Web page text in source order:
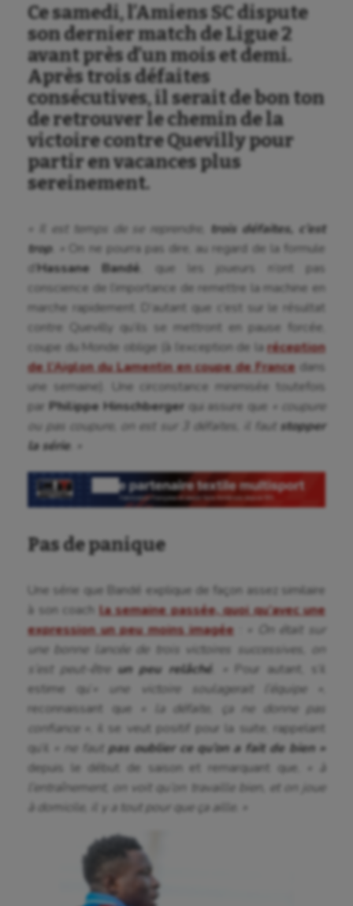
Ce samedi, l’Amiens SC dispute
son dernier match de Ligue 2
avant près d’un mois et demi.
Après trois défaites
consécutives, il serait de bon ton
de retrouver le chemin de la
victoire contre Quevilly pour
partir en vacances plus
sereinement.
« Il est temps de se reprendre, trois défaites, c’est
trop. »
On ne pourra pas dire, au regard de la formule
d’ Hassane Bandé , que les joueurs n’ont pas
conscience de l’importance de remettre la machine en
marche rapidement. D’autant que c’est sur le résultat
contre Quevilly qu’ils se mettront en pause forcée,
coupe du Monde oblige (à l’exception de laréception
de l’Aiglon du Lamentin en coupe de France dans
une semaine). Une circonstance minimisée toutefois
par Philippe Hinschberger qui assure que
« coupure
ou pas coupure, on est sur 3 défaites, il faut stopper
la série. »
Pas de panique
Une série que Bandé explique de façon assez similaire
à son coach la semaine passée, quoi qu’avec une
expression un peu moins imagée
« On était sur
une bonne lancée de trois victoires successives, on
s’est peut-être un peu relâché
Pour autant, s’il
estime qu’
« une victoire soulagerait l’équipe »
reconnaissant que
« la défaite, ça ne donne pas
confiance »
, il se veut positif pour la suite, rappelant
qu’il
« ne faut pas oublier ce qu’on a fait de bien »
depuis le début de saison et remarquant que,
l’entraînement, on voit qu’on travaille bien, et on joue
à domicile, il y a tout pour que ça aille. »